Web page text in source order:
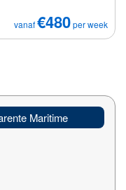
vanaf€480per week
Maritime